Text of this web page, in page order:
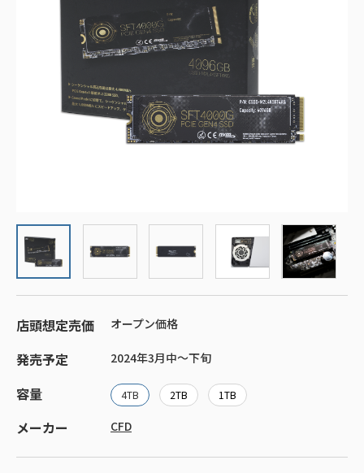
店頭想定売価 オープン価格
発売予定 2024年3月中～下旬
容量 4TB 2TB 1TB
メーカー CFD